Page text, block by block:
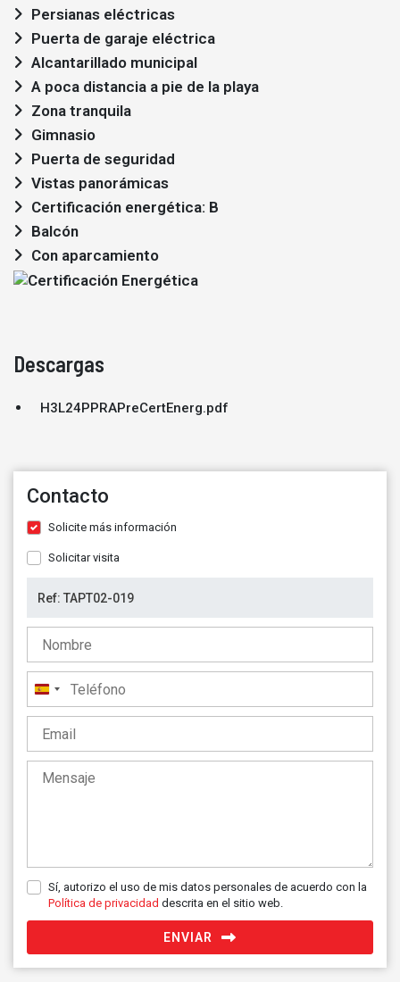
Persianas eléctricas
Puerta de garaje eléctrica
Alcantarillado municipal
A poca distancia a pie de la playa
Zona tranquila
Gimnasio
Puerta de seguridad
Vistas panorámicas
Certificación energética: B
Balcón
Con aparcamiento
Descargas
H3L24PPRAPreCertEnerg.pdf
Contacto
Solicite más información
Solicitar visita
España
+34
Sí, autorizo el uso de mis datos personales de acuerdo con la
Política de privacidad descrita en el sitio web.
ENVIAR